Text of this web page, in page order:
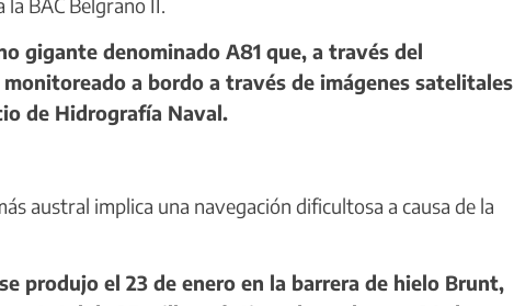
gigante denominado A81 que, a través del
a bordo a través de imágenes satelitales
de Hidrografía Naval.
austral implica una navegación dificultosa a causa de la
produjo el 23 de enero en la barrera de hielo Brunt,